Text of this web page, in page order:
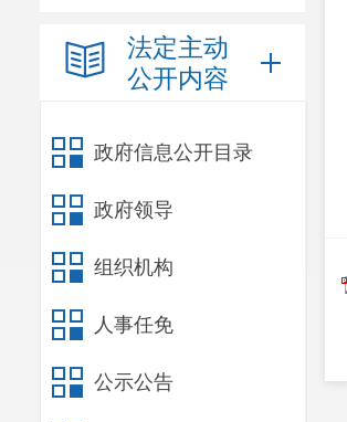
法定主动
公开内容
政府信息公开目录
政府领导
组织机构
人事任免
公示公告